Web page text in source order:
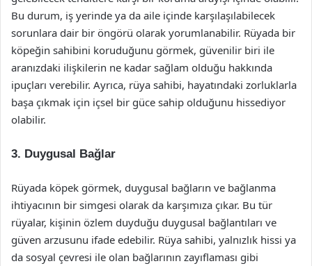
Bu durum, iş yerinde ya da aile içinde karşılaşılabilecek
sorunlara dair bir öngörü olarak yorumlanabilir. Rüyada bir
köpeğin sahibini koruduğunu görmek, güvenilir biri ile
aranızdaki ilişkilerin ne kadar sağlam olduğu hakkında
ipuçları verebilir. Ayrıca, rüya sahibi, hayatındaki zorluklarla
başa çıkmak için içsel bir güce sahip olduğunu hissediyor
olabilir.
3. Duygusal Bağlar
Rüyada köpek görmek, duygusal bağların ve bağlanma
ihtiyacının bir simgesi olarak da karşımıza çıkar. Bu tür
rüyalar, kişinin özlem duyduğu duygusal bağlantıları ve
güven arzusunu ifade edebilir. Rüya sahibi, yalnızlık hissi ya
da sosyal çevresi ile olan bağlarının zayıflaması gibi